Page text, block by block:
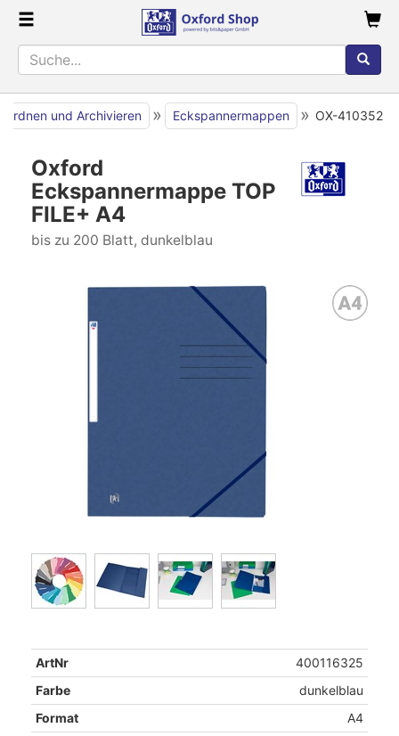
Ordnen und Archivieren » Eckspannermappen » OX-410352
Oxford
Eckspannermappe TOP
FILE+ A4
bis zu 200 Blatt, dunkelblau
ArtNr
400116325
Farbe
dunkelblau
Format
A4